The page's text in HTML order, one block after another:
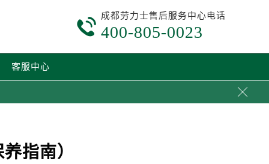

成都劳力士售后服务中心电话
400-805-0023
客服中心

指南）